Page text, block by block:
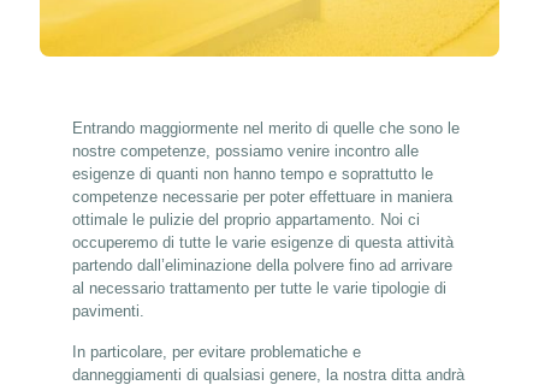
Entrando maggiormente nel merito di quelle che sono le
nostre competenze, possiamo venire incontro alle
esigenze di quanti non hanno tempo e soprattutto le
competenze necessarie per poter effettuare in maniera
ottimale le pulizie del proprio appartamento. Noi ci
occuperemo di tutte le varie esigenze di questa attività
partendo dall’eliminazione della polvere fino ad arrivare
al necessario trattamento per tutte le varie tipologie di
pavimenti.
In particolare, per evitare problematiche e
danneggiamenti di qualsiasi genere, la nostra ditta andrà